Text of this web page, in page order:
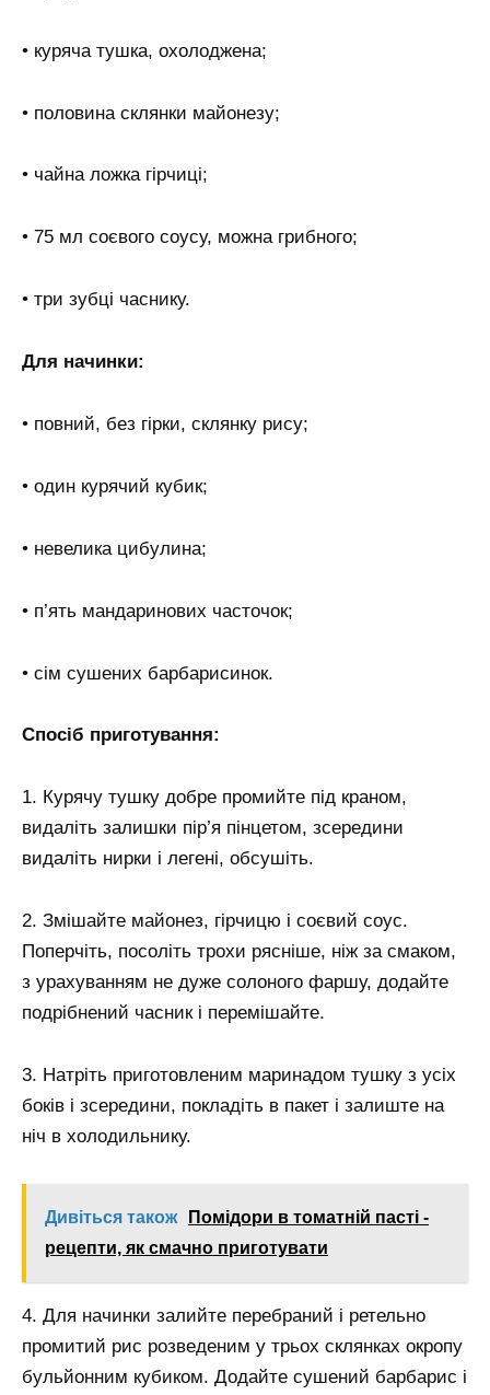
• куряча тушка, охолоджена;
• половина склянки майонезу;
• чайна ложка гірчиці;
• 75 мл соєвого соусу, можна грибного;
• три зубці часнику.
Для начинки:
• повний, без гірки, склянку рису;
• один курячий кубик;
• невелика цибулина;
• п’ять мандаринових часточок;
• сім сушених барбарисинок.
Спосіб приготування:
1. Курячу тушку добре промийте під краном,
видаліть залишки пір’я пінцетом, зсередини
видаліть нирки і легені, обсушіть.
2. Змішайте майонез, гірчицю і соєвий соус.
Поперчіть, посоліть трохи рясніше, ніж за смаком,
з урахуванням не дуже солоного фаршу, додайте
подрібнений часник і перемішайте.
3. Натріть приготовленим маринадом тушку з усіх
боків і зсередини, покладіть в пакет і залиште на
ніч в холодильнику.
Дивіться також
Помідори в томатній пасті -
рецепти, як смачно приготувати
4. Для начинки залийте перебраний і ретельно
промитий рис розведеним у трьох склянках окропу
бульйонним кубиком. Додайте сушений барбарис і